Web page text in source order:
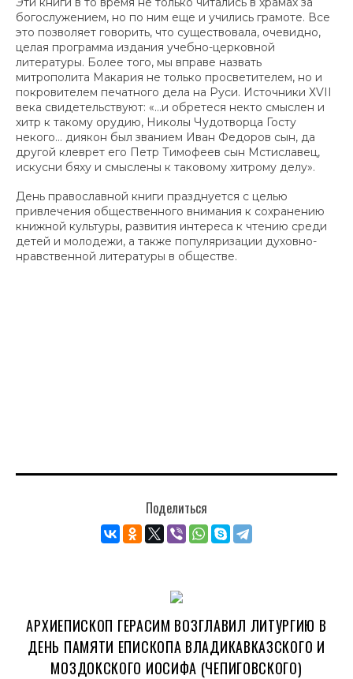
богослужением, но по ним еще и учились грамоте. Все
это позволяет говорить, что существовала, очевидно,
целая программа издания учебно-церковной
литературы. Более того, мы вправе назвать
митрополита Макария не только просветителем, но и
покровителем печатного дела на Руси. Источники ХVII
века свидетельствуют: «…и обретеся некто смыслен и
хитр к такому орудию, Николы Чудотворца Госту
некого… диякон был званием Иван Федоров сын, да
другой клеврет его Петр Тимофеев сын Мстиславец,
искусни бяху и смыслены к таковому хитрому делу».
День православной книги празднуется с целью
привлечения общественного внимания к сохранению
книжной культуры, развития интереса к чтению среди
детей и молодежи, а также популяризации духовно-
нравственной литературы в обществе.
Поделиться
АРХИЕПИСКОП ГЕРАСИМ ВОЗГЛАВИЛ ЛИТУРГИЮ В
ДЕНЬ ПАМЯТИ ЕПИСКОПА ВЛАДИКАВКАЗСКОГО И
МОЗДОКСКОГО ИОСИФА (ЧЕПИГОВСКОГО)